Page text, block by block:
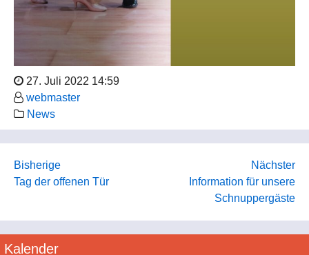
27. Juli 2022 14:59
webmaster
News
Bisherige
Tag der offenen Tür
Nächster
Information für unsere
Schnuppergäste
Kalender